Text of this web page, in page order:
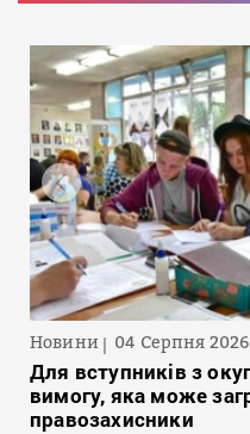
Новини 04 Серпня 2026
Для вступників з
вимогу, яка може
правозахисники